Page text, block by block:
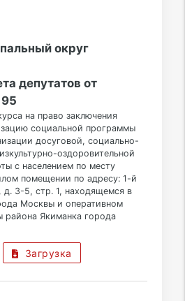
округ
депутатов от
на право заключения
социальной программы
досуговой, социально-
оздоровительной
с населением по месту
помещении по адресу: 1-й
д. 3-5, стр. 1, находящемся в
Москвы и оперативном
района Якиманка города
Загрузка